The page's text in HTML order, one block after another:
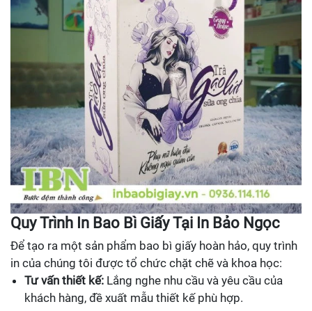
Quy Trình In Bao Bì Giấy Tại In Bảo Ngọc
Để tạo ra một sản phẩm bao bì giấy hoàn hảo, quy trình
in của chúng tôi được tổ chức chặt chẽ và khoa học:
Tư vấn thiết kế: Lắng nghe nhu cầu và yêu cầu của
khách hàng, đề xuất mẫu thiết kế phù hợp.